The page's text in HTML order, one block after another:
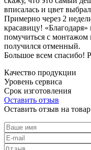
вписалась и цвет
Примерно через 2
красавицу!
помучиться с монтажом
получился отменный.
Большое всем спасибо!
Качество продукции
Уровень сервиса
Срок изготовления
Оставить отзыв
Оставить отзыв на